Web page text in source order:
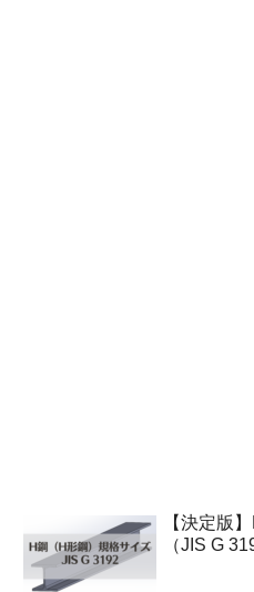
【決定版
（JIS G